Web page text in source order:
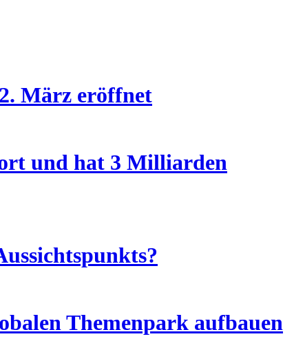
März eröffnet
und hat 3 Milliarden
Themenpark aufbauen